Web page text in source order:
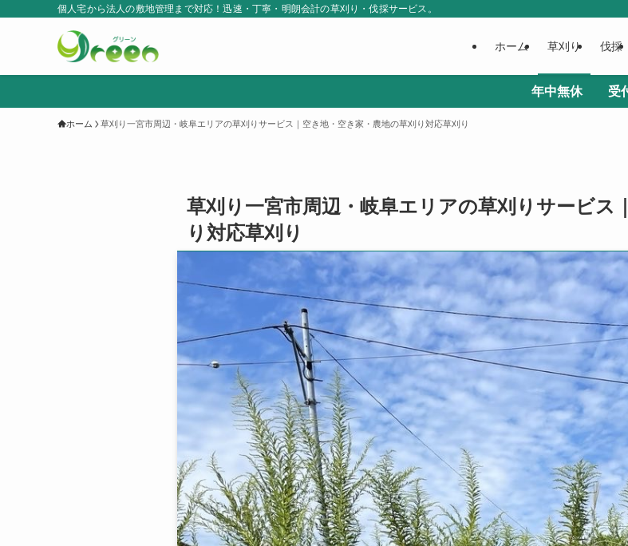
個人宅から法人の敷地管理まで対応！迅速・丁寧・明朗会計の草刈り・伐採サービス。
ホーム 草刈り 伐採
年中無休 受付時間 9:00~20:00 メ
ホーム 草刈り一宮市周辺・岐阜エリアの草刈りサービス｜空き地・空き家・農地の草刈り対応草刈り
草刈り一宮市周辺・岐阜エリアの草刈りサービス
り対応草刈り